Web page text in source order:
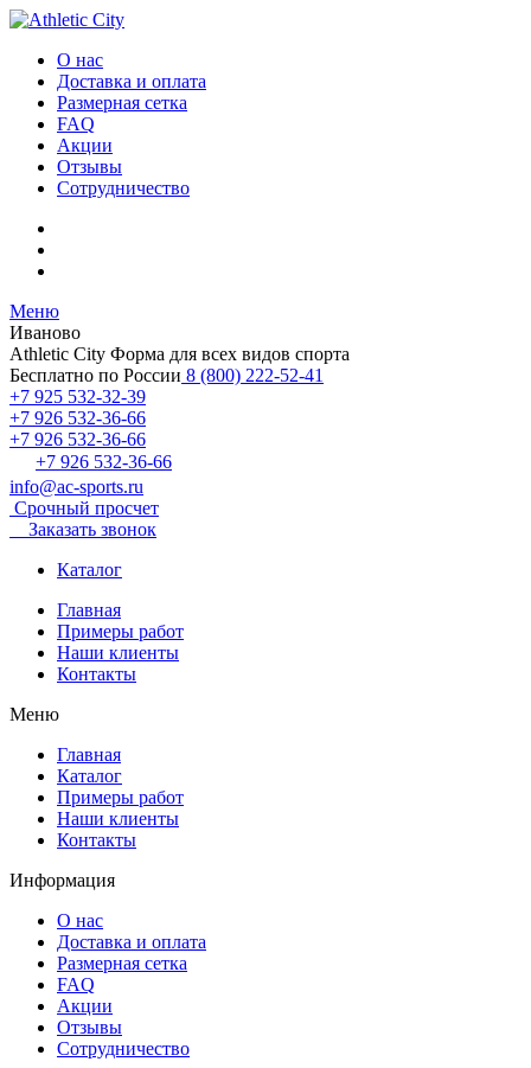
О нас
Доставка и оплата
Размерная сетка
FAQ
Акции
Отзывы
Сотрудничество
Меню
Иваново
Athletic City Форма для всех видов спорта
Бесплатно по России 8 (800) 222-52-41
+7 925 532-32-39
+7 926 532-36-66
+7 926 532-36-66
+7 926 532-36-66
info@ac-sports.ru
Срочный просчет
Заказать звонок
Каталог
Главная
Примеры работ
Наши клиенты
Контакты
Меню
Главная
Каталог
Примеры работ
Наши клиенты
Контакты
Информация
О нас
Доставка и оплата
Размерная сетка
FAQ
Акции
Отзывы
Сотрудничество